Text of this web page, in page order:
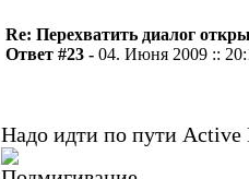
Re: Перехватить диалог
Ответ #23 - 04. Июня 2009 ::
Надо идти по пути Active